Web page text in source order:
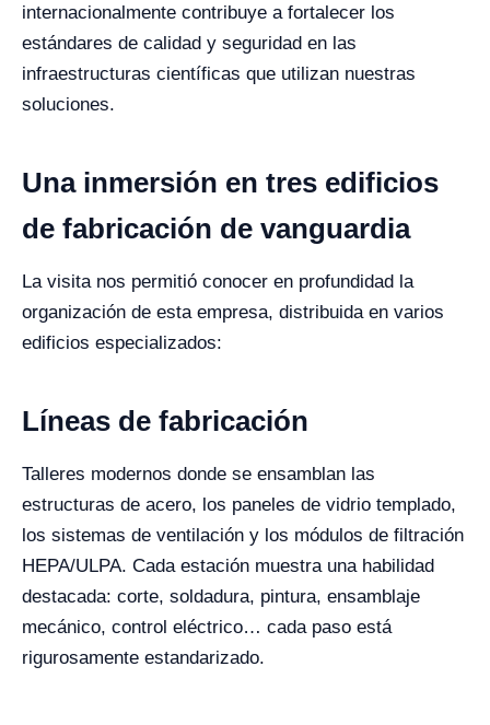
internacionalmente contribuye a fortalecer los
estándares de calidad y seguridad en las
infraestructuras científicas que utilizan nuestras
soluciones.
Una inmersión en tres edificios
de fabricación de vanguardia
La visita nos permitió conocer en profundidad la
organización de esta empresa, distribuida en varios
edificios especializados:
Líneas de fabricación
Talleres modernos donde se ensamblan las
estructuras de acero, los paneles de vidrio templado,
los sistemas de ventilación y los módulos de filtración
HEPA/ULPA. Cada estación muestra una habilidad
destacada: corte, soldadura, pintura, ensamblaje
mecánico, control eléctrico… cada paso está
rigurosamente estandarizado.